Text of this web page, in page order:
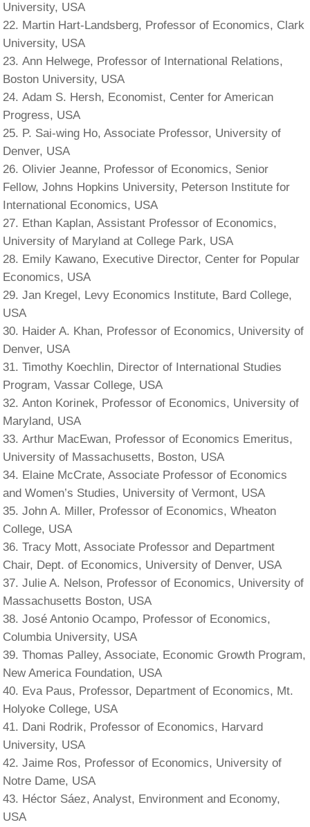
University, USA
Martin Hart-Landsberg, Professor of Economics, Clark
University, USA
Ann Helwege, Professor of International Relations,
Boston University, USA
Adam S. Hersh, Economist, Center for American
Progress, USA
P. Sai-wing Ho, Associate Professor, University of
Denver, USA
Olivier Jeanne, Professor of Economics, Senior
Fellow, Johns Hopkins University, Peterson Institute for
International Economics, USA
Ethan Kaplan, Assistant Professor of Economics,
University of Maryland at College Park, USA
Emily Kawano, Executive Director, Center for Popular
Economics, USA
Jan Kregel, Levy Economics Institute, Bard College,
USA
Haider A. Khan, Professor of Economics, University of
Denver, USA
Timothy Koechlin, Director of International Studies
Program, Vassar College, USA
Anton Korinek, Professor of Economics, University of
Maryland, USA
Arthur MacEwan, Professor of Economics Emeritus,
University of Massachusetts, Boston, USA
Elaine McCrate, Associate Professor of Economics
and Women’s Studies, University of Vermont, USA
John A. Miller, Professor of Economics, Wheaton
College, USA
Tracy Mott, Associate Professor and Department
Chair, Dept. of Economics, University of Denver, USA
Julie A. Nelson, Professor of Economics, University of
Massachusetts Boston, USA
José Antonio Ocampo, Professor of Economics,
Columbia University, USA
Thomas Palley, Associate, Economic Growth Program,
New America Foundation, USA
Eva Paus, Professor, Department of Economics, Mt.
Holyoke College, USA
Dani Rodrik, Professor of Economics, Harvard
University, USA
Jaime Ros, Professor of Economics, University of
Notre Dame, USA
Héctor Sáez, Analyst, Environment and Economy,
USA